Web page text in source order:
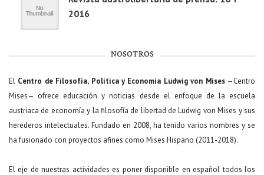
2016
NOSOTROS
El Centro de Filosofía, Política y Economía Ludwig von Mises—Centro
Mises— ofrece educación y noticias desde el enfoque de la escuela
austriaca de economía y la filosofía de libertad de Ludwig von Mises y sus
herederos intelectuales. Fundado en 2008, ha tenido varios nombres y se
ha fusionado con proyectos afines como Mises Hispano (2011-2018).
El eje de nuestras actividades es poner disponible en español todos los